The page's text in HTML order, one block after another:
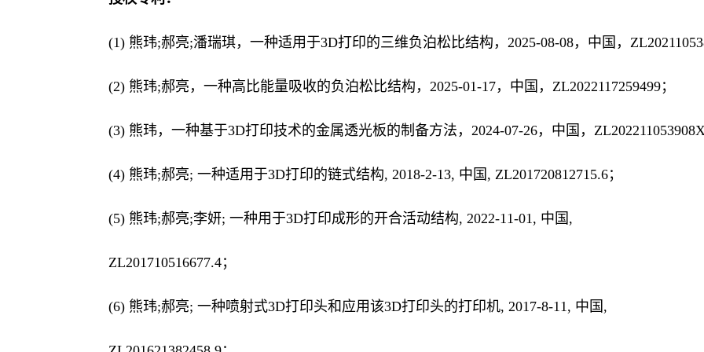
(1) 熊玮;郝亮;潘瑞琪，一种适用于3D打印的三维负泊松比结构，2025-08-08，中国，
(2) 熊玮;郝亮，一种高比能量吸收的负泊松比结构，2025-01-17，中国，ZL2022117259499；
(3) 熊玮，一种基于3D打印技术的金属透光板的制备方法，2024-07-26，中国，ZL202211053908X
(4) 熊玮;郝亮; 一种适用于3D打印的链式结构, 2018-2-13, 中国, ZL201720812715.6；
(5) 熊玮;郝亮;李妍; 一种用于3D打印成形的开合活动结构, 2022-11-01, 中国,
ZL201710516677.4；
(6) 熊玮;郝亮; 一种喷射式3D打印头和应用该3D打印头的打印机, 2017-8-11, 中国,